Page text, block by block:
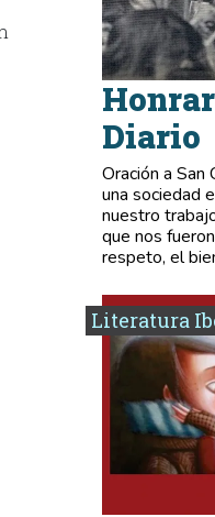
Diario
Oración a San
una sociedad
nuestro
que nos
respeto, el
Literatura